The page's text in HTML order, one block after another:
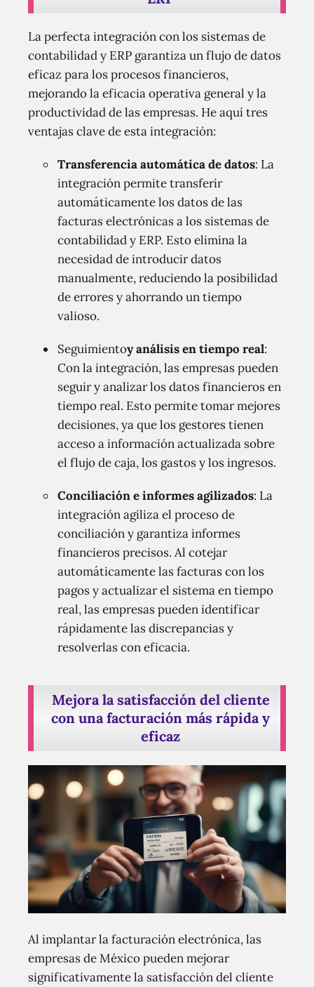
La perfecta integración con los sistemas de
contabilidad y ERP garantiza un flujo de datos
eficaz para los procesos financieros,
mejorando la eficacia operativa general y la
productividad de las empresas. He aquí tres
ventajas clave de esta integración:
Transferencia automática de datos: La
integración permite transferir
automáticamente los datos de las
facturas electrónicas a los sistemas de
contabilidad y ERP. Esto elimina la
necesidad de introducir datos
manualmente, reduciendo la posibilidad
de errores y ahorrando un tiempo
valioso.
Seguimientoy análisis en tiempo real:
Con la integración, las empresas pueden
seguir y analizar los datos financieros en
tiempo real. Esto permite tomar mejores
decisiones, ya que los gestores tienen
acceso a información actualizada sobre
el flujo de caja, los gastos y los ingresos.
Conciliación e informes agilizados: La
integración agiliza el proceso de
conciliación y garantiza informes
financieros precisos. Al cotejar
automáticamente las facturas con los
pagos y actualizar el sistema en tiempo
real, las empresas pueden identificar
rápidamente las discrepancias y
resolverlas con eficacia.
Mejora la satisfacción del cliente
con una facturación más rápida y
eficaz
Al implantar la facturación electrónica, las
empresas de México pueden mejorar
significativamente la satisfacción del cliente